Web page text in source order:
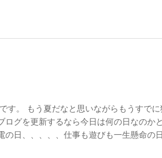
す。 もう夏だなと思いながらもうすで
ログを更新するなら今日は何の日なのか
の日、、、、、仕事も遊びも一生懸命の